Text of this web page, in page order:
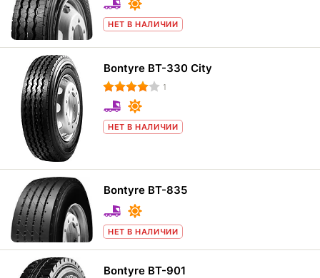
НЕТ В НАЛИЧИИ
Bontyre BT-330 City
1
НЕТ В НАЛИЧИИ
Bontyre BT-835
НЕТ В НАЛИЧИИ
Bontyre BT-901